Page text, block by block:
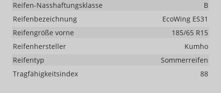
Reifen-Nasshaftungsklasse
B
Reifenbezeichnung
EcoWing ES31
Reifengröße vorne
185/65 R15
Reifenhersteller
Kumho
Reifentyp
Sommerreifen
Tragfähigkeitsindex
88